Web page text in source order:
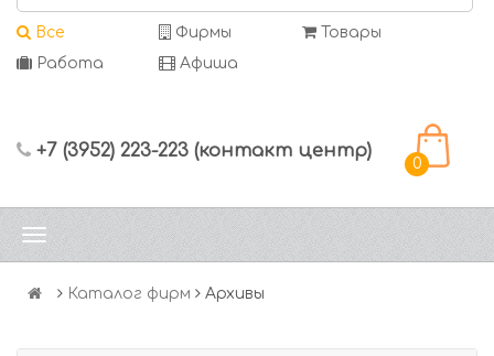
Все Фирмы
Товары
Работа
Афиша
+7 (3952) 223-223 (контакт центр)
0
Каталог фирм Архивы